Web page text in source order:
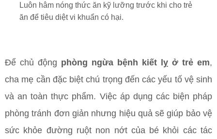
Luôn hâm nóng thức ăn kỹ lưỡng trước khi cho trẻ
ăn để tiêu diệt vi khuẩn có hại.
Để chủ động phòng ngừa bệnh kiết lỵ ở trẻ em,
cha mẹ cần đặc biệt chú trọng đến các yếu tố vệ sinh
và an toàn thực phẩm. Việc áp dụng các biện pháp
phòng tránh đơn giản nhưng hiệu quả sẽ giúp bảo vệ
sức khỏe đường ruột non nớt của bé khỏi các tác